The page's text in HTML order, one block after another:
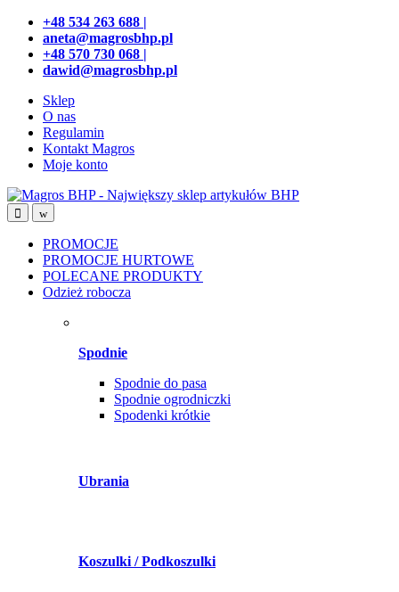
Przejdź
nawigacji
Przeskocz
treści
+48 534 263 688 |
aneta@magrosbhp.pl
+48 570 730 068 |
dawid@magrosbhp.pl
Sklep
O nas
Regulamin
Kontakt Magros
Moje konto
PROMOCJE
PROMOCJE HURTOWE
POLECANE PRODUKTY
Odzież robocza
Spodnie
Spodnie do pasa
Spodnie ogrodniczki
Spodenki krótkie
Ubrania
Koszulki / Podkoszulki